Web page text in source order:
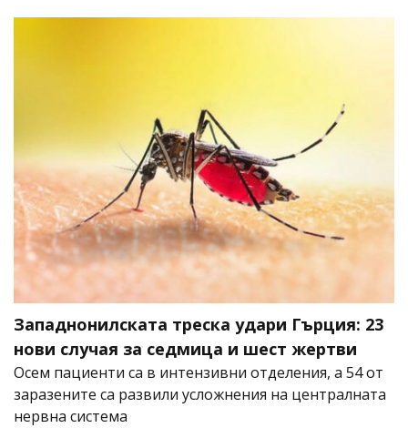
Западнонилската треска удари Гърция: 23
нови случая за седмица и шест жертви
Осем пациенти са в интензивни отделения, а 54 от
заразените са развили усложнения на централната
нервна система